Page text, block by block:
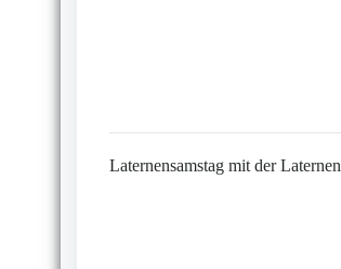
Laternensamstag mit der